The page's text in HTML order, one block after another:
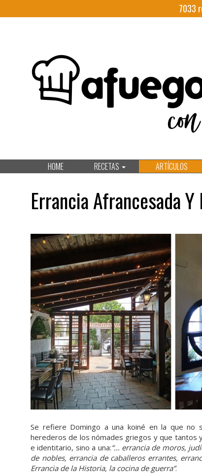
7033
HOME RECETAS ARTÍCULOS
Errancia Afrancesada
Se refiere Domingo a una koiné en la que no
herederos de los nómades griegos y que tantos
e identitario, sino a una:“… errancia de moros,
de nobles, errancia de caballeros errantes,
Errancia de la Historia, la cocina de guerra”.